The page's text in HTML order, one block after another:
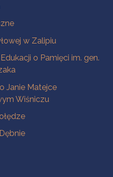
w Zalipiu
o Pamięci im. gen.
Janie Matejce
Wiśniczu